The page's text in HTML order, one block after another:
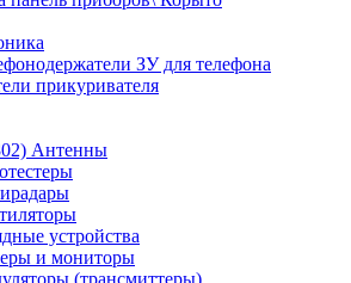
ЗУ для телефона
прикуривателя
Антенны
устройства
и мониторы
(трансмиттеры)